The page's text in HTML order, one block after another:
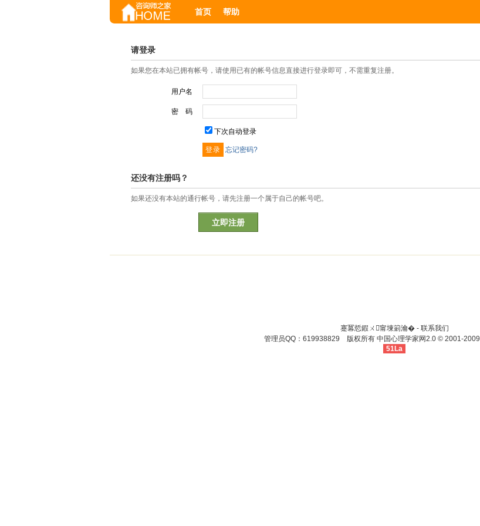
首页 帮助
请登录
如果您在本站已拥有帐号，请使用已有的帐号信息直接进行登录即可，不需重复注册。
用户名
密 码
下次自动登录
忘记密码?
还没有注册吗？
如果还没有本站的通行帐号，请先注册一个属于自己的帐号吧。
立即注册
蹇冪悊鍜ㄨ甯堜箣瀹� - 联系我们
管理员QQ：619938829 版权所有 中国心理学家网2.0© 2001-2009
51La